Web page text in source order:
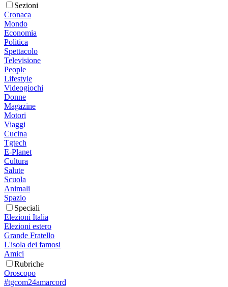
Sezioni
Cronaca
Mondo
Economia
Politica
Spettacolo
Televisione
People
Lifestyle
Videogiochi
Donne
Magazine
Motori
Viaggi
Cucina
Tgtech
E-Planet
Cultura
Salute
Scuola
Animali
Spazio
Speciali
Elezioni Italia
Elezioni estero
Grande Fratello
L'isola dei famosi
Amici
Rubriche
Oroscopo
#tgcom24amarcord